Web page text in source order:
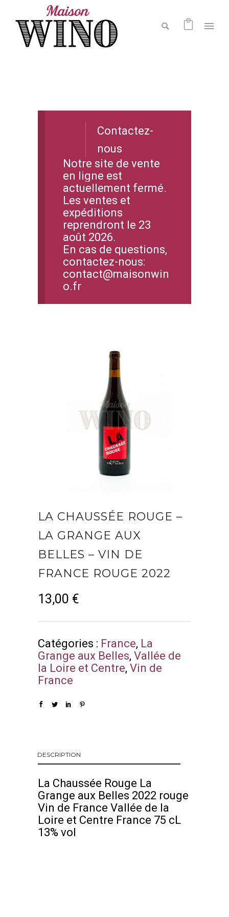
Contactez-
nous
Notre site de vente
en ligne est
actuellement fermé.
Les ventes et
expéditions
reprendront le 23
août 2026.
En cas de questions,
contactez-nous:
contact@maisonwin
o.fr
LA CHAUSSÉE ROUGE –
LA GRANGE AUX
BELLES – VIN DE
FRANCE ROUGE 2022
13,00 €
Catégories : France, La
Grange aux Belles, Vallée de
la Loire et Centre, Vin de
France
DESCRIPTION
La Chaussée Rouge La
Grange aux Belles 2022 rouge
Vin de France Vallée de la
Loire et Centre France 75 cL
13% vol